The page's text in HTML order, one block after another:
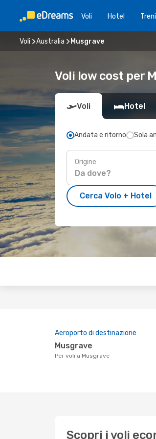
Voli Hotel Treni
Voli Australia Musgrave
Voli low cost per
Voli Hotel
Andata e ritorno Sola
Origine
Cerca Volo + Hotel
Aeroporto di destinazione
Musgrave
Per voli a Musgrave
Scopri i voli